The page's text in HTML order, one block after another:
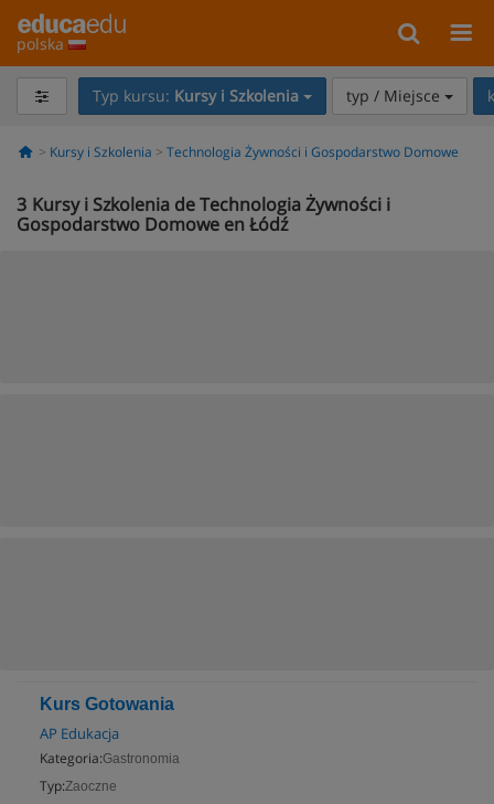
polska
Typ kursu: Kursy i Szkolenia typ / Miejsce
Kursy i Szkolenia Technologia Żywności i Gospodarstwo Domowe
3 Kursy i Szkolenia de Technologia Żywności i
Gospodarstwo Domowe en Łódź
Kurs Gotowania
AP Edukacja
Kategoria:Gastronomia
Typ:Zaoczne